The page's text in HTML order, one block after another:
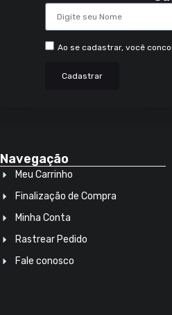
Ao se cadastrar, você
Cadastrar
Navegação
Meu Carrinho
Finalização de Compra
Minha Conta
Rastrear Pedido
Fale conosco